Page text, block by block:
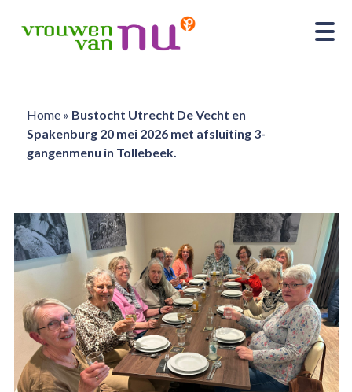
Home» Bustocht Utrecht De Vecht en
Spakenburg 20 mei 2026 met afsluiting 3-
gangenmenu in Tollebeek.